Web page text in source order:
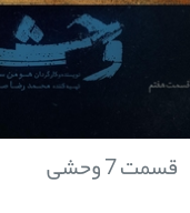
قسمت 7 وحشی